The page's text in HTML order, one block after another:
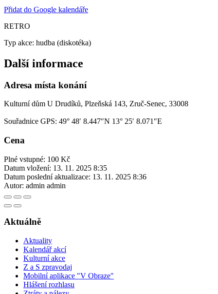
Přidat do Google kalendáře
RETRO
Typ akce: hudba (diskotéka)
Další informace
Adresa místa konání
Kulturní dům U Drudíků, Plzeňská 143, Zruč-Senec, 33008
Souřadnice GPS: 49° 48′ 8.447″N 13° 25′ 8.071″E
Cena
Plné vstupné: 100 Kč
Datum vložení: 13. 11. 2025 8:35
Datum poslední aktualizace: 13. 11. 2025 8:36
Autor: admin admin
Aktuálně
Aktuality
Kalendář akcí
Kulturní akce
Z a S zpravodaj
Mobilní aplikace "V Obraze"
Hlášení rozhlasu